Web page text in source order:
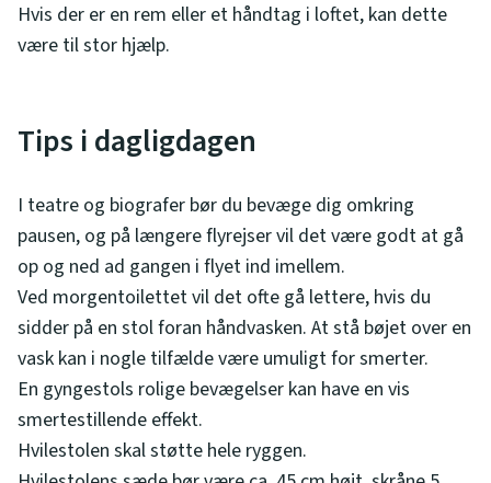
Hvis der er en rem eller et håndtag i loftet, kan dette
være til stor hjælp.
Tips i dagligdagen
I teatre og biografer bør du bevæge dig omkring
pausen, og på længere flyrejser vil det være godt at gå
op og ned ad gangen i flyet ind imellem.
Ved morgentoilettet vil det ofte gå lettere, hvis du
sidder på en stol foran håndvasken. At stå bøjet over en
vask kan i nogle tilfælde være umuligt for smerter.
En gyngestols rolige bevægelser kan have en vis
smertestillende effekt.
Hvilestolen skal støtte hele ryggen.